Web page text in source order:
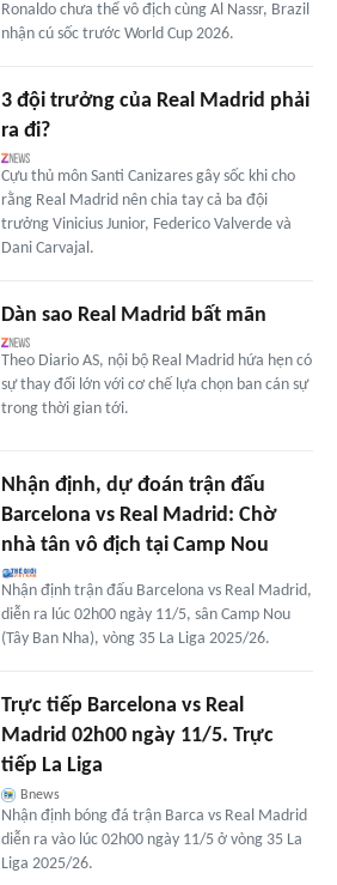
Ronaldo chưa thể vô địch cùng Al Nassr, Brazil
nhận cú sốc trước World Cup 2026.
3 đội trưởng của Real Madrid phải
ra đi?
Cựu thủ môn Santi Canizares gây sốc khi cho
rằng Real Madrid nên chia tay cả ba đội
trưởng Vinicius Junior, Federico Valverde và
Dani Carvajal.
Dàn sao Real Madrid bất mãn
Theo Diario AS, nội bộ Real Madrid hứa hẹn có
sự thay đổi lớn với cơ chế lựa chọn ban cán sự
trong thời gian tới.
Nhận định, dự đoán trận đấu
Barcelona vs Real Madrid: Chờ
nhà tân vô địch tại Camp Nou
Nhận định trận đấu Barcelona vs Real Madrid,
diễn ra lúc 02h00 ngày 11/5, sân Camp Nou
(Tây Ban Nha), vòng 35 La Liga 2025/26.
Trực tiếp Barcelona vs Real
Madrid 02h00 ngày 11/5. Trực
tiếp La Liga
Bnews
Nhận định bóng đá trận Barca vs Real Madrid
diễn ra vào lúc 02h00 ngày 11/5 ở vòng 35 La
Liga 2025/26.